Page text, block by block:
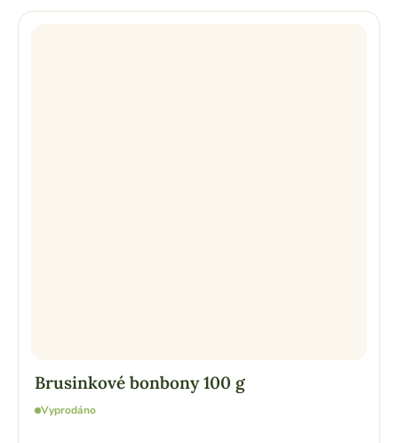
Brusinkové bonbony 100 g
Vyprodáno